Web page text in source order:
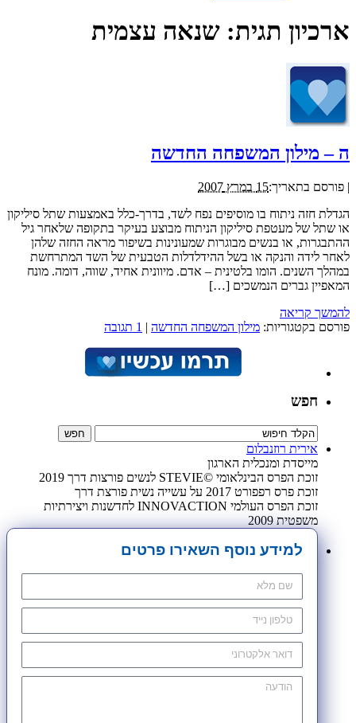
ארכיון תגית: שנאה עצמית
ה – מילון המשפחה החדשה
| פורסם בתאריך:15 במרץ 2007
הגדלת חזה ניתוח בו מוסיפים נפח לשד, בדרך-כלל באמצעות שתל סיליקון
או שתל של מעטפת סיליקון הניתוח מבוצע בעיקר בתקופה שלאחר גיל
ההתבגרות, או בנשים מבוגרות שמעונינות בשיפור מראה החזה שלהן
לאחר לידה והנקה או בשל ההידלדלות הטבעית של השד המתרחשת
במהלך השנים. הומו בלטינית – אדם. מיוונית אחיד, שווה, דומה. מונח
המאפיין גברים הנמשכים […]
להמשך קריאה
פורסם בקטגוריות: מילון המשפחה החדשה | 1 תגובה
חפש
אירית רוזנבלום
מייסדת ומנכלית הארגון
זוכת הפרס הבינלאומי ©STEVIE לנשים פורצות דרך 2019
זוכת פרס רפפורט 2017 על עשייה נשית פורצת דרך
זוכת הפרס העולמי INNOVACTION לחדשנות ויצירתיות
משפטית 2009
למידע נוסף השאירו פרטים